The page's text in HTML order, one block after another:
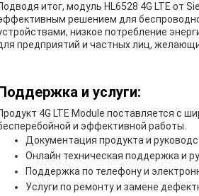
итог, модуль HL6528 4G LTE от
решением для
низкое потребление
предприятий и частных лиц,
и услуги:
4G LTE Module поставляется с
и эффективной работы.
Документация продукта и
Онлайн техническая поддержка и
Поддержка по телефону и
Услуги по ремонту и замене